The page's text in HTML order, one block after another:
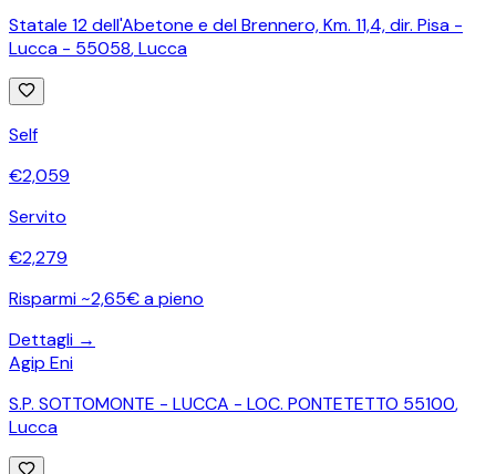
Statale 12 dell'Abetone e del Brennero, Km. 11,4, dir. Pisa -
Lucca - 55058,Lucca
Self
€2,059
Servito
€2,279
Risparmi ~2,65€ a pieno
Dettagli →
Agip Eni
S.P. SOTTOMONTE - LUCCA - LOC. PONTETETTO 55100,
Lucca